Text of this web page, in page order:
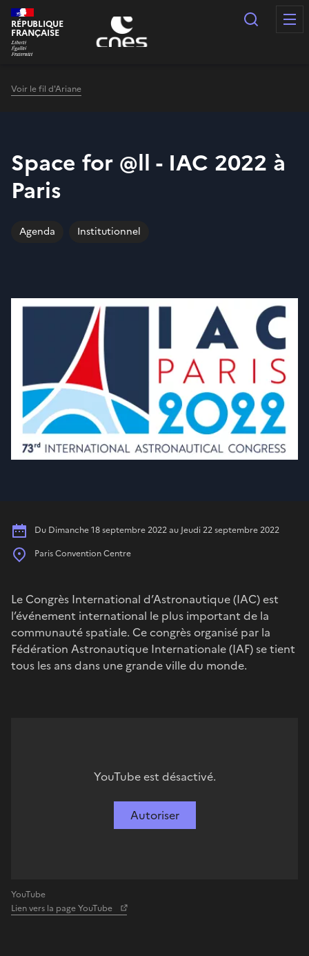
Panneau de gestion des cookies
RÉPUBLIQUE
FRANÇAISE
Voir le fil d'Ariane
Space for @ll - IAC 2022 à
Paris
Agenda Institutionnel
Date
Du Dimanche 18 septembre 2022 au Jeudi 22 septembre 2022
Place
Paris Convention Centre
Le Congrès International d’Astronautique (IAC) est
l’événement international le plus important de la
communauté spatiale. Ce congrès organisé par la
Fédération Astronautique Internationale (IAF) se tient
tous les ans dans une grande ville du monde.
YouTube est désactivé.
Autoriser
YouTube
Lien vers la page YouTube